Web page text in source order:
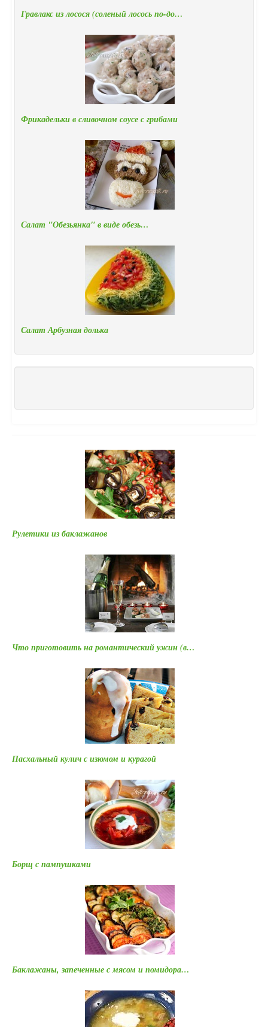
Гравлакс из лосося (соленый лосось по-до…
Фрикадельки в сливочном соусе с грибами
Салат "Обезьянка" в виде обезь…
Салат Арбузная долька
Рулетики из баклажанов
Что приготовить на романтический ужин (в…
Пасхальный кулич с изюмом и курагой
Борщ с пампушками
Баклажаны, запеченные с мясом и помидора…